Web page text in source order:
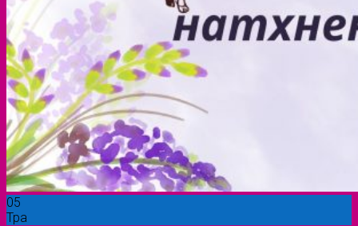
05
Тра